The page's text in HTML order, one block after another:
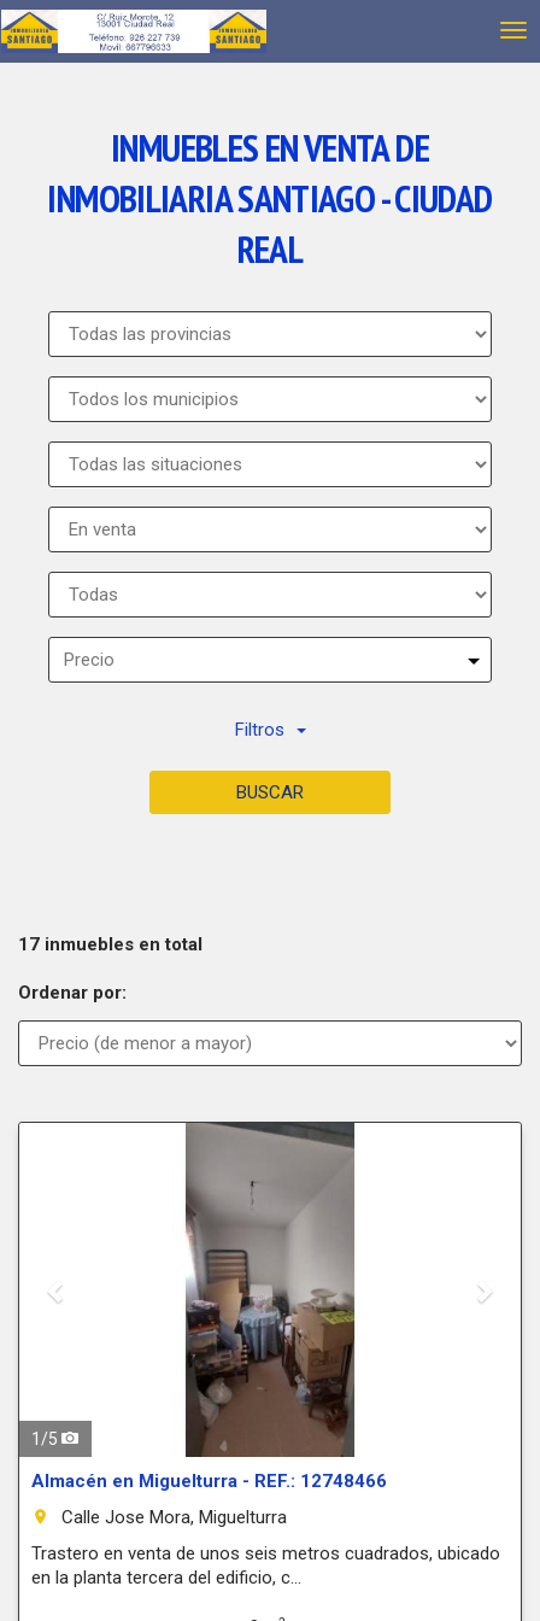
INMUEBLES EN VENTA DE
INMOBILIARIA SANTIAGO - CIUDAD
REAL
Precio
Filtros
BUSCAR
17 inmuebles en total
Ordenar por:
Next
1 /5
Almacén en Miguelturra - REF.: 12748466
room
Calle Jose Mora, Miguelturra
Trastero en venta de unos seis metros cuadrados, ubicado
en la planta tercera del edificio, c...